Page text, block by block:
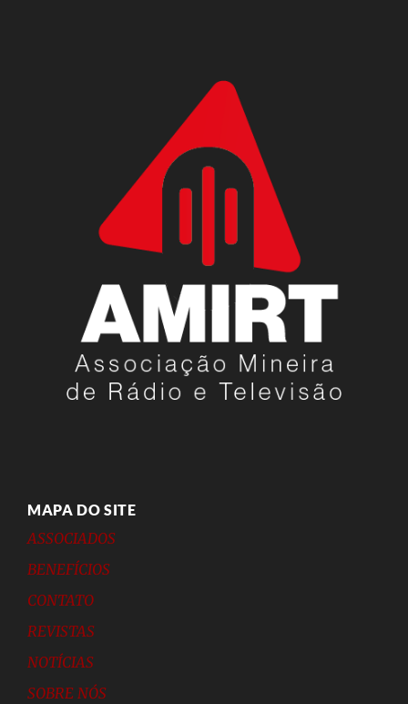
MAPA DO SITE
ASSOCIADOS
BENEFÍCIOS
CONTATO
REVISTAS
NOTÍCIAS
SOBRE NÓS